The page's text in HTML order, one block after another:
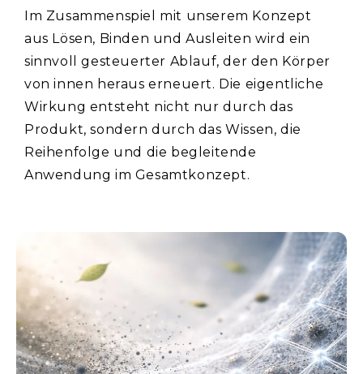
Im Zusammenspiel mit unserem Konzept
aus Lösen, Binden und Ausleiten wird ein
sinnvoll gesteuerter Ablauf, der den Körper
von innen heraus erneuert. Die eigentliche
Wirkung entsteht nicht nur durch das
Produkt, sondern durch das Wissen, die
Reihenfolge und die begleitende
Anwendung im Gesamtkonzept.